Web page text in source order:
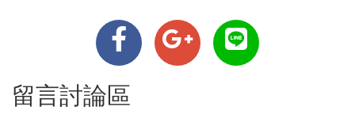
留言討論區